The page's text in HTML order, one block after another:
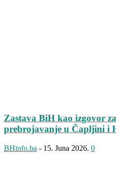
Zastava BiH kao izgovor
prebrojavanje u Čapljini i
BHinfo.ba - 15. Juna 2026. 0